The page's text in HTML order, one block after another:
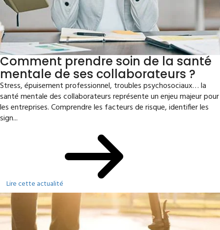
Comment prendre soin de la santé
mentale de ses collaborateurs ?
Stress, épuisement professionnel, troubles psychosociaux… la
santé mentale des collaborateurs représente un enjeu majeur pour
les entreprises. Comprendre les facteurs de risque, identifier les
sign...
Lire cette actualité